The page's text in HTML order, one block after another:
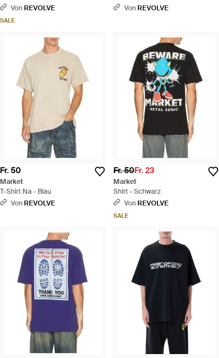
Von REVOLVE
SALE
Von REVOLVE
Fr. 50
Market
T-Shirt Na - Blau
Von REVOLVE
Fr. 50Fr. 23
Market
Shirt - Schwarz
Von REVOLVE
SALE